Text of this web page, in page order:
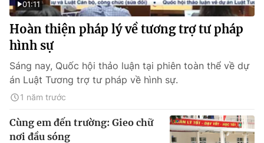
01:11
Hoàn thiện pháp lý về tương trợ tư pháp
hình sự
Sáng nay, Quốc hội thảo luận tại phiên toàn thể về dự
án Luật Tương trợ tư pháp về hình sự.
1 năm trước
Cùng em đến trường: Gieo chữ
nơi đầu sóng